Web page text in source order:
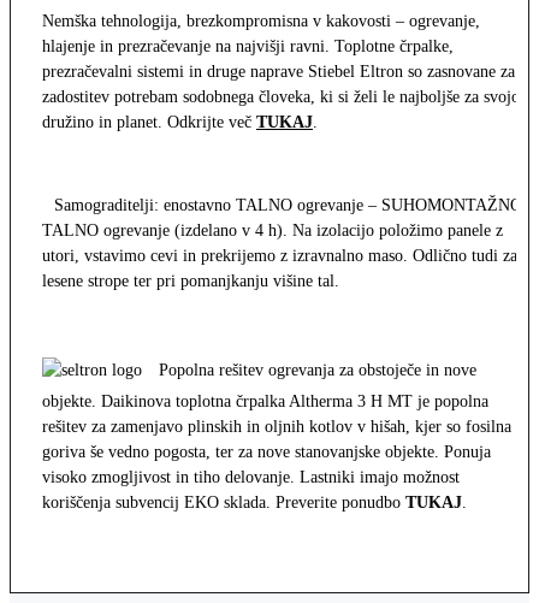
Nemška tehnologija, brezkompromisna v kakovosti – ogrevanje,
hlajenje in prezračevanje na najvišji ravni. Toplotne črpalke,
prezračevalni sistemi in druge naprave Stiebel Eltron so zasnovane za
zadostitev potrebam sodobnega človeka, ki si želi le najboljše za svojo
družino in planet. Odkrijte več TUKAJ
Samograditelji: enostavno TALNO ogrevanje – SUHOMONTAŽNO
TALNO ogrevanje (izdelano v 4 h). Na izolacijo položimo panele z
utori, vstavimo cevi in prekrijemo z izravnalno maso. Odlično tudi za
lesene strope ter pri pomanjkanju višine tal.
Popolna rešitev ogrevanja za obstoječe in nove
objekte. Daikinova toplotna črpalka Altherma 3 H MT je popolna
rešitev za zamenjavo plinskih in oljnih kotlov v hišah, kjer so fosilna
goriva še vedno pogosta, ter za nove stanovanjske objekte. Ponuja
visoko zmogljivost in tiho delovanje. Lastniki imajo možnost
koriščenja subvencij EKO sklada. Preverite ponudbo TUKAJ